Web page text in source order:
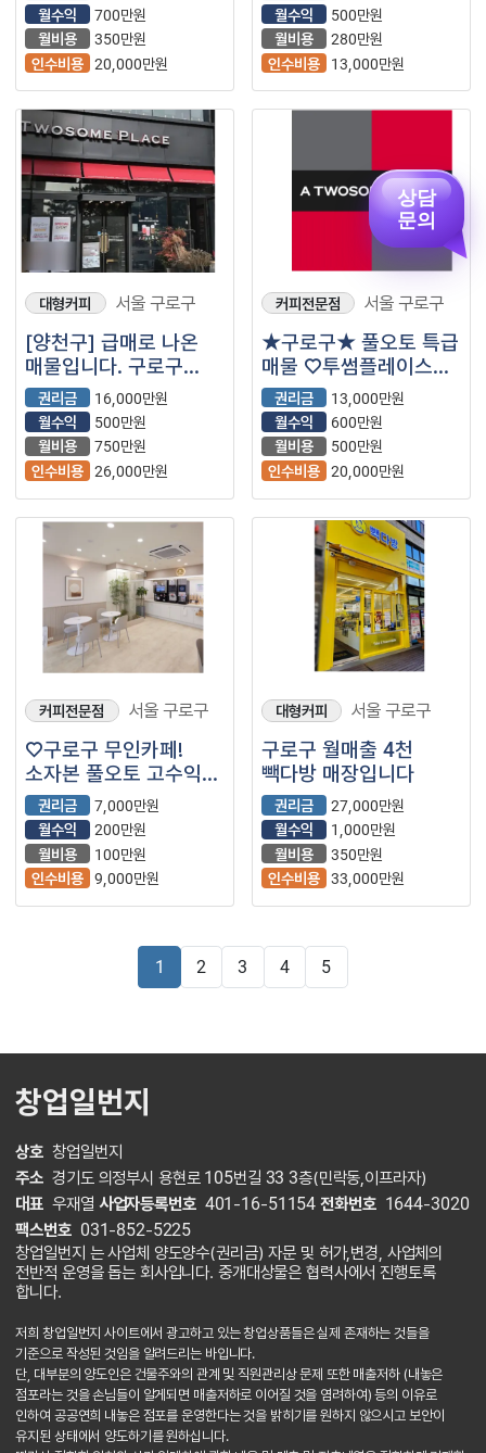
도와드리겠습니다.
월수익
700만원
월비용
350만원
인수비용 20,000만원
권리금 인하하여
진행합니다.
월수익
500만원
월비용
280만원
인수비용
13,000만원
대형커피 서울 구로구
[양천구] 급매로 나온
매물입니다. 구로구
투썸플레이스 입니다.
권리금
16,000만원
월수익
500만원
월비용
750만원
인수비용 26,000만원
커피전문점 서울 구로구
★구로구★ 풀오토 특급
매물 ♡투썸플레이스♡
입니다.^^
권리금
13,000만원
월수익
600만원
월비용
500만원
인수비용 20,000만원
커피전문점 서울 구로구
♡구로구 무인카페!
소자본 풀오토 고수익
투잡 부업 강력추천
매장입니다♡
권리금
7,000만원
월수익
200만원
월비용
100만원
인수비용 9,000만원
대형커피 서울 구로구
구로구 월매출 4천
빽다방 매장입니다
권리금
27,000만원
월수익
1,000만원
월비용
350만원
인수비용 33,000만원
1 2 3 4 5
창업일번지
상호 창업일번지
주소 경기도 의정부시 용현로 105번길 33 3층(민락동,이프라자)
대표 우재열 사업자등록번호 401-16-51154 전화번호 1644-3020
팩스번호 031-852-5225
창업일번지 는 사업체 양도양수(권리금) 자문 및 허가,변경, 사업체의
전반적 운영을 돕는 회사입니다. 중개대상물은 협력사에서 진행토록
합니다.
저희 창업일번지 사이트에서 광고하고 있는 창업상품들은 실제 존재하는 것들을
기준으로 작성된 것임을 알려드리는 바입니다.
단, 대부분의 양도인은 건물주와의 관계 및 직원관리상 문제 또한 매출저하 (내놓은
점포라는 것을 손님들이 알게되면 매출저하로 이어질 것을 염려하여) 등의 이유로
인하여 공공연희 내놓은 점포를 운영한다는 것을 밝히기를 원하지 않으시고 보안이
유지된 상태에서 양도하기를 원하십니다.
상담
문의